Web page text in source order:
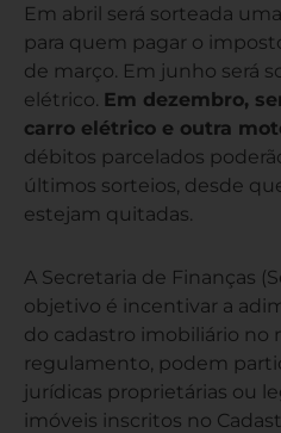
Em abril será sorteada
para quem pagar o
de março. Em junho será
elétrico. Em dezembro,
carro elétrico e outra
débitos parcelados
últimos sorteios, desde
estejam quitadas.
A Secretaria de Finanças
objetivo é incentivar a
do cadastro imobiliário no
regulamento, podem
jurídicas proprietárias ou
imóveis inscritos no